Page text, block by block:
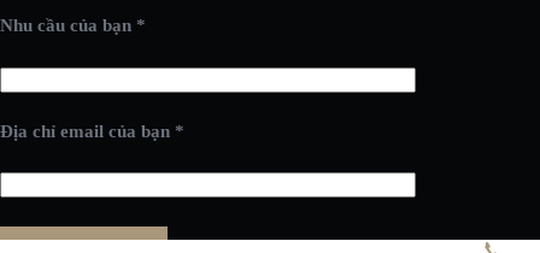
Nhu cầu của bạn *
Địa chỉ email của bạn *